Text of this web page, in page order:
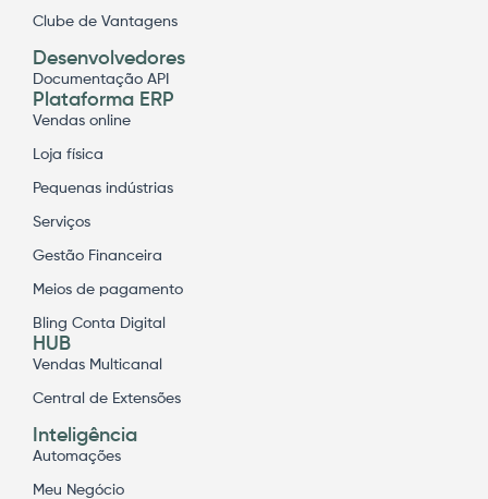
Clube de Vantagens
Desenvolvedores
Documentação API
Plataforma ERP
Vendas online
Loja física
Pequenas indústrias
Serviços
Gestão Financeira
Meios de pagamento
Bling Conta Digital
HUB
Vendas Multicanal
Central de Extensões
Inteligência
Automações
Meu Negócio